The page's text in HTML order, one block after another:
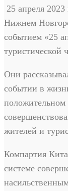
25 апреля
Нижнем
событием «25
туристической
Они
событии в
положительном
жителей и
Компартия
системе